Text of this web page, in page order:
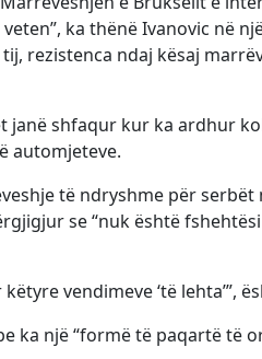
ka thënë Ivanovic në
rezistenca ndaj kësaj
janë shfaqur kur ka ardhur
automjeteve.
të ndryshme për
se “nuk është
vendimeve ‘të lehta’”,
ka një “formë të paqartë të